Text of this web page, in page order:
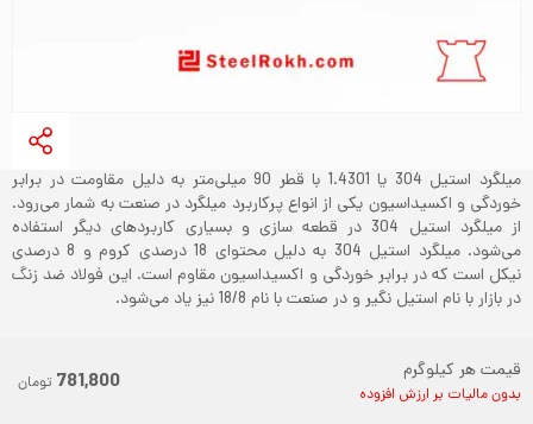
میلگرد استیل 304 یا 1.4301 با قطر 90 میلی‌متر به دلیل مقاومت در برابر
خوردگی و اکسیداسیون یکی از انواع پرکاربرد میلگرد‌ در صنعت به شمار می‌رود.
از میلگرد استیل 304 در قطعه سازی و بسیاری کاربردهای دیگر استفاده
می‌شود. میلگرد استیل 304 به دلیل محتوای 18 درصدی کروم و 8 درصدی
نیکل است که در برابر خوردگی و اکسیداسیون مقاوم است. این فولاد ضد زنگ
در بازار با نام استیل نگیر و در صنعت با نام 18/8 نیز یاد می‌‌شود.
قیمت هر کیلوگرم
بدون مالیات بر ارزش افزوده 781,800 تومان